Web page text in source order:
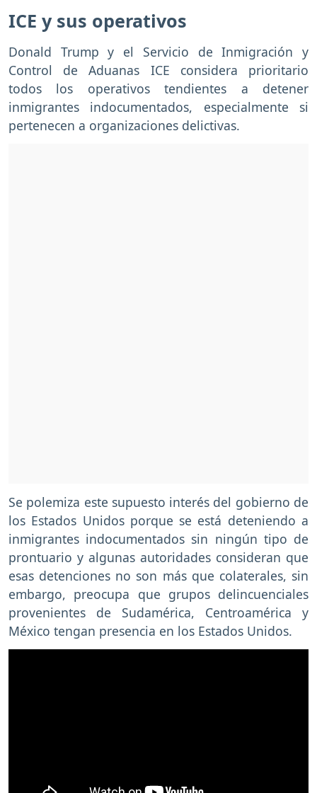
ICE y sus operativos
Donald Trump y el Servicio de Inmigración y
Control de Aduanas ICE considera prioritario
todos los operativos tendientes a detener
inmigrantes indocumentados, especialmente si
pertenecen a organizaciones delictivas.
Se polemiza este supuesto interés del gobierno de
los Estados Unidos porque se está deteniendo a
inmigrantes indocumentados sin ningún tipo de
prontuario y algunas autoridades consideran que
esas detenciones no son más que colaterales, sin
embargo, preocupa que grupos delincuenciales
provenientes de Sudamérica, Centroamérica y
México tengan presencia en los Estados Unidos.